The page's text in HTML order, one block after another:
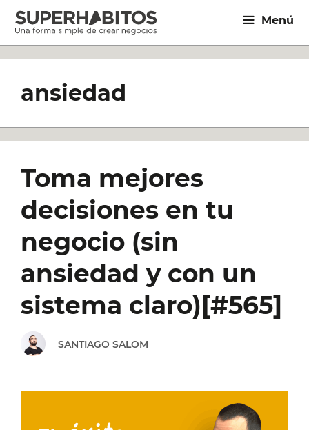
Saltar
contenido
Menú
ansiedad
Toma mejores
decisiones en tu
negocio (sin
ansiedad y con un
sistema claro)[#565]
SANTIAGO SALOM